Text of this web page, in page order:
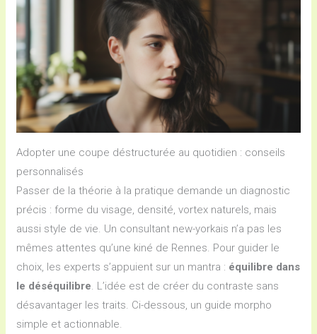
Adopter une coupe déstructurée au quotidien : conseils
personnalisés
Passer de la théorie à la pratique demande un diagnostic
précis : forme du visage, densité, vortex naturels, mais
aussi style de vie. Un consultant new-yorkais n’a pas les
mêmes attentes qu’une kiné de Rennes. Pour guider le
choix, les experts s’appuient sur un mantra : équilibre dans
le déséquilibre. L’idée est de créer du contraste sans
désavantager les traits. Ci-dessous, un guide morpho
simple et actionnable.